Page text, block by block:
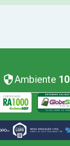
Ambiente